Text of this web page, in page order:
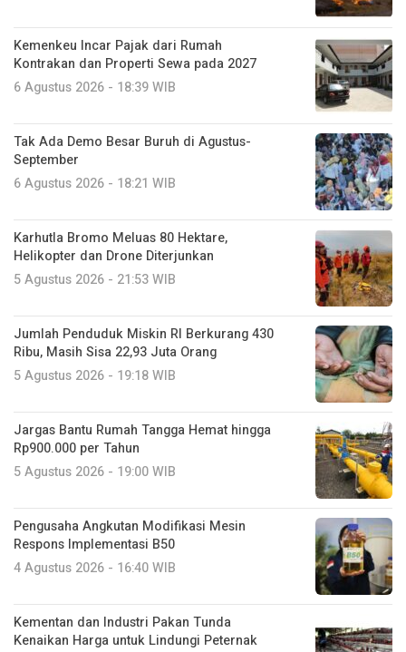
Kemenkeu Incar Pajak dari Rumah
Kontrakan dan Properti Sewa pada 2027
6 Agustus 2026 - 18:39 WIB
Tak Ada Demo Besar Buruh di Agustus-
September
6 Agustus 2026 - 18:21 WIB
Karhutla Bromo Meluas 80 Hektare,
Helikopter dan Drone Diterjunkan
5 Agustus 2026 - 21:53 WIB
Jumlah Penduduk Miskin RI Berkurang 430
Ribu, Masih Sisa 22,93 Juta Orang
5 Agustus 2026 - 19:18 WIB
Jargas Bantu Rumah Tangga Hemat hingga
Rp900.000 per Tahun
5 Agustus 2026 - 19:00 WIB
Pengusaha Angkutan Modifikasi Mesin
Respons Implementasi B50
4 Agustus 2026 - 16:40 WIB
Kementan dan Industri Pakan Tunda
Kenaikan Harga untuk Lindungi Peternak